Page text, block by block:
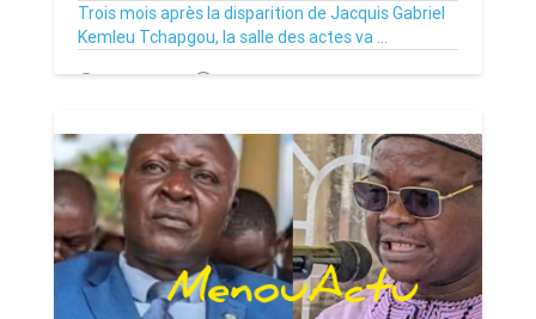
Trois mois après la disparition de Jacquis Gabriel
Kemleu Tchapgou, la salle des actes va ...
13/07/26 Par MenouActu 0